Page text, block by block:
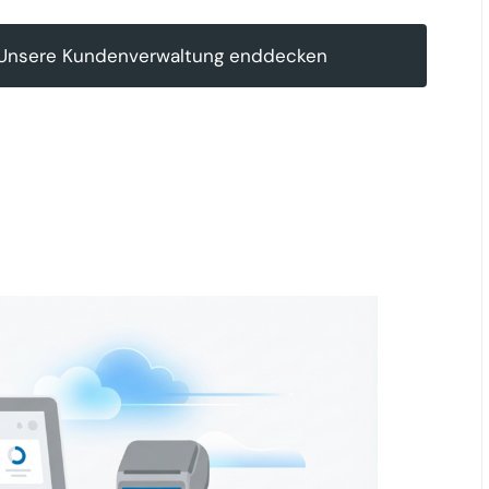
Kundenverwaltung enddecken